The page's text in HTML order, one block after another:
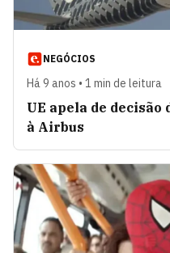
NEGÓCIOS
Há 9 anos • 1 min de leitura
UE apela de decisão
à Airbus